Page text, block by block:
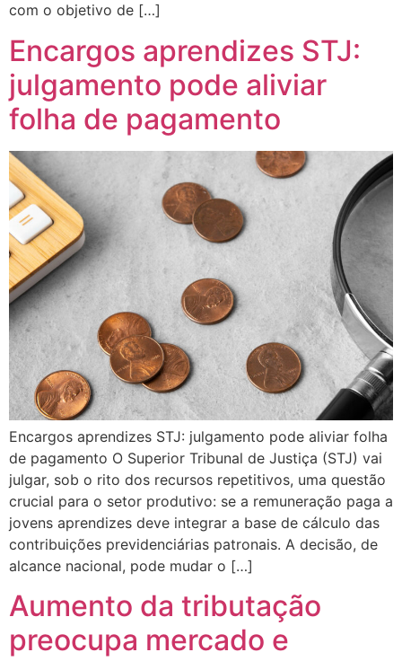
com o objetivo de […]
Encargos aprendizes STJ:
julgamento pode aliviar
folha de pagamento
Encargos aprendizes STJ: julgamento pode aliviar folha
de pagamento O Superior Tribunal de Justiça (STJ) vai
julgar, sob o rito dos recursos repetitivos, uma questão
crucial para o setor produtivo: se a remuneração paga a
jovens aprendizes deve integrar a base de cálculo das
contribuições previdenciárias patronais. A decisão, de
alcance nacional, pode mudar o […]
Aumento da tributação
preocupa mercado e